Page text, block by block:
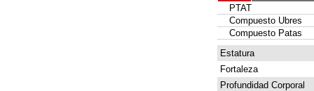
PTAT
Compuesto Ubres
Compuesto Patas
Estatura
Fortaleza
Profundidad Corporal